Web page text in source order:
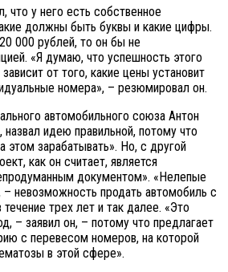
что у него есть собственное
должны быть буквы и какие цифры.
000 рублей, то он бы не
«Я думаю, что успешность этого
от того, какие цены установит
номера», – резюмировал он.
автомобильного союза Антон
идею правильной, потому что
этом зарабатывать». Но, с другой
как он считает, является
документом». «Нелепые
невозможность продать автомобиль с
трех лет и так далее. «Это
– заявил он, – потому что предлагает
с перевесом номеров, на которой
в этой сфере».